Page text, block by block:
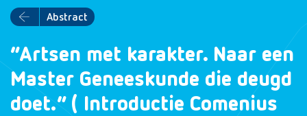
Abstract
“Artsen met karakter. Naar een
Master Geneeskunde die deugd
doet.” ( Introductie Comenius